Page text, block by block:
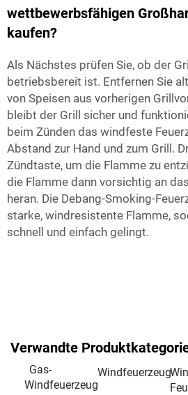
wettbewerbsfähigen
kaufen?
Als Nächstes prüfen Sie, ob der
betriebsbereit ist. Entfernen Sie
von Speisen aus vorherigen
bleibt der Grill sicher und
beim Zünden das windfeste
Abstand zur Hand und zum Grill.
Zündtaste, um die Flamme zu
die Flamme dann vorsichtig an
heran. Die Debang-Smoking-
starke, windresistente Flamme,
schnell und einfach gelingt.
Verwandte
Gas-
Windfeuerzeug
Windfeuerzeug